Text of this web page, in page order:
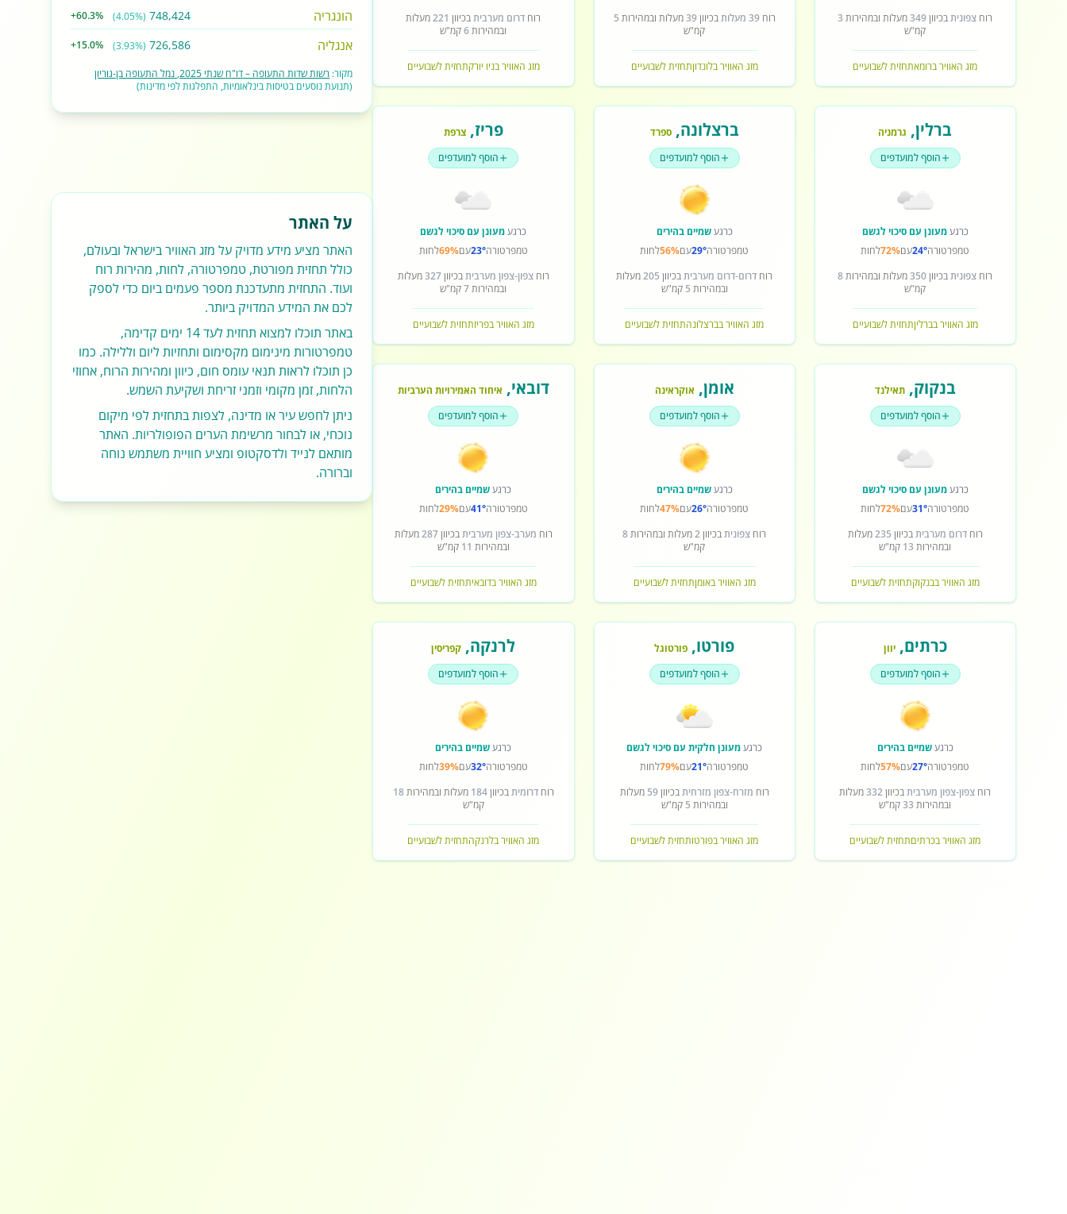
רוח צפוניתבכיוון349מעלות ובמהירות 3
קמ"ש
מזג האוויר ברומאתחזית לשבועיים
רוח39 מעלות בכיוון39מעלות ובמהירות 5
קמ"ש
מזג האוויר בלונדוןתחזית לשבועיים
רוח דרום מערביתבכיוון 221מעלות
ובמהירות6קמ"ש
מזג האוויר בניו יורקתחזית לשבועיים
ברלין, גרמניה
הוסף למועדפים
כרגעמעונן עם סיכוי לגשם
טמפרטורה24°עם72%לחות
רוח צפוניתבכיוון350מעלות ובמהירות8
קמ"ש
מזג האוויר בברליןתחזית לשבועיים
ברצלונה,ספרד
הוסף למועדפים
כרגעשמיים בהירים
טמפרטורה29°עם56%לחות
רוח דרום-דרום מערביתבכיוון 205מעלות
ובמהירות 5 קמ"ש
מזג האוויר בברצלונהתחזית לשבועיים
פריז,צרפת
הוסף למועדפים
כרגעמעונן עם סיכוי לגשם
טמפרטורה23°עם69%לחות
רוחצפון-צפון מערביתבכיוון327מעלות
ובמהירות7קמ"ש
מזג האוויר בפריזתחזית לשבועיים
בנקוק,תאילנד
הוסף למועדפים
כרגעמעונן עם סיכוי לגשם
טמפרטורה31°עם72%לחות
רוחדרום מערביתבכיוון 235מעלות
ובמהירות 13 קמ"ש
מזג האוויר בבנקוקתחזית לשבועיים
אומן, אוקראינה
הוסף למועדפים
כרגעשמיים בהירים
טמפרטורה26°עם47%לחות
רוח צפוניתבכיוון2מעלות ובמהירות8
קמ"ש
מזג האוויר באומןתחזית לשבועיים
דובאי, איחוד האמירויות הערביות
הוסף למועדפים
כרגעשמיים בהירים
טמפרטורה41°עם29%לחות
רוח מערב-צפון מערביתבכיוון287מעלות
ובמהירות 11 קמ"ש
מזג האוויר בדובאיתחזית לשבועיים
כרתים,יוון
הוסף למועדפים
כרגעשמיים בהירים
טמפרטורה27°עם57%לחות
רוח צפון-צפון מערביתבכיוון332מעלות
ובמהירות 33קמ"ש
מזג האוויר בכרתיםתחזית לשבועיים
פורטו, פורטוגל
הוסף למועדפים
כרגעמעונן חלקית עם סיכוי לגשם
טמפרטורה21°עם79%לחות
רוח מזרח-צפון מזרחיתבכיוון59 מעלות
ובמהירות 5 קמ"ש
מזג האוויר בפורטותחזית לשבועיים
לרנקה, קפריסין
הוסף למועדפים
כרגעשמיים בהירים
טמפרטורה32°עם39%לחות
רוחדרומיתבכיוון184 מעלות ובמהירות18
קמ"ש
מזג האוויר בלרנקהתחזית לשבועיים
הונגריה 748,424
(4.05%)
+60.3%
אנגליה 726,586
(3.93%)
+15.0%
מקור: רשות שדות התעופה – דו"ח שנתי 2025, נמל התעופה בן-גוריון
(תנועת נוסעים בטיסות בינלאומיות, התפלגות לפי מדינות)
על האתר
האתר מציע מידע מדויק על מזג האוויר בישראל ובעולם,
כולל תחזית מפורטת, טמפרטורה, לחות, מהירות רוח
ועוד. התחזית מתעדכנת מספר פעמים ביום כדי לספק
לכם את המידע המדויק ביותר.
באתר תוכלו למצוא תחזית לעד 14 ימים קדימה,
טמפרטורות מינימום מקסימום ותחזיות ליום וללילה. כמו
כן תוכלו לראות תנאי עומס חום, כיוון ומהירות הרוח, אחוזי
הלחות, זמן מקומי וזמני זריחת ושקיעת השמש.
ניתן לחפש עיר או מדינה, לצפות בתחזית לפי מיקום
נוכחי, או לבחור מרשימת הערים הפופולריות. האתר
מותאם לנייד ולדסקטופ ומציע חוויית משתמש נוחה
וברורה.